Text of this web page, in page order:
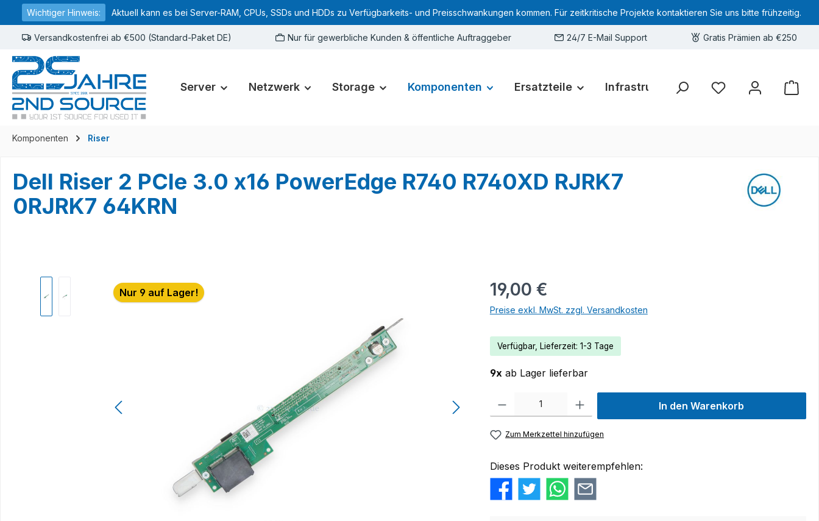
Zur Hauptnavigation springen
Wichtiger Hinweis: Aktuell kann es bei Server-RAM, CPUs, SSDs und HDDs zu Verfügbarkeits- und Preisschwankungen kommen. Für zeitkritische Projekte kontaktieren Sie uns bitte frühzeitig.
Versandkostenfrei ab €500 (Standard-Paket DE) Nur für gewerbliche Kunden & öffentliche Auftraggeber 24/7 E-Mail Support Gratis Prämien ab €250
Server Netzwerk Storage Komponenten Ersatzteile Infrastruktur Hardware-Deals
Sie haben 0 Produkte
Komponenten Riser
Dell Riser 2 PCIe 3.0 x16 PowerEdge R740 R740XD RJRK7
0RJRK7 64KRN
Bildergalerie überspringen
Nur 9 auf Lager! 19,00 €
Preise exkl. MwSt. zzgl. Versandkosten
Verfügbar, Lieferzeit: 1-3 Tage
9x ab Lager lieferbar
Produkt Anzahl: Gib den gewünschten Wert ein oder benutze die Schaltflächen um die
In den Warenkorb
Zum Merkzettel hinzufügen
Dieses Produkt weiterempfehlen: